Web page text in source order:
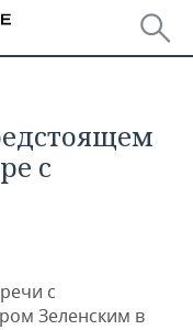
с
с
Зеленским в